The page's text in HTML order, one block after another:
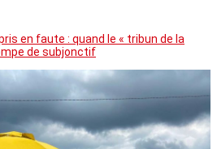
en faute : quand le « tribun de la
de subjonctif